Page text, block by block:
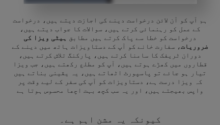
ہم آپ کو آن لائن درخواست دینے کی اجازت دیتے ہیں، درخواست
کے عمل کو رہنمائی کرتے ہیں، سوالات کا جواب دیتے ہیں،
درخواست کو خطا سے پاک کرتے ہیں مطابق
ہیٹی ویزا کی
ضروریات، سفارت خانے کو آپ کے دستاویزات ہاتھ میں دینے کے
دوران ٹریفک کا سامنا کرتے ہیں، پارکنگ تلاش کرتے ہیں،
قطاروں میں کھڑے ہوتے ہیں، آپ کو مطلع رکھتے ہیں، جب ویزا
تیار ہو جائے تو پاسپورٹ اٹھاتے ہیں، یہ یقینی بناتے ہیں
کہ ویزا درست ہے، دستاویزات کو آپ کی سفر کے لیے وقت پر
واپس بھیجتے ہیں، اور یہ سب کچھ بہت اچھا محسوس ہوتا ہے
کیونکہ یہ مشن اہم ہے۔